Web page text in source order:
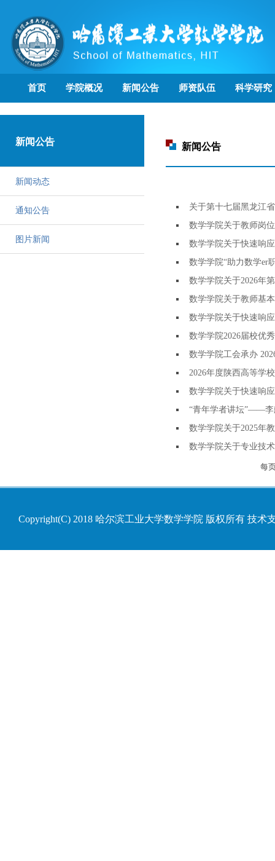
首页 学院概况 新闻公告 师资队伍 科学研究
新闻公告
新闻动态
通知公告
图片新闻
新闻公告
关于第十七届黑龙江
数学学院关于教师岗
数学学院关于快速响
数学学院“助力数学er
数学学院关于2026年
数学学院关于教师基
数学学院关于快速响
数学学院2026届校优
数学学院工会承办
2026年度陕西高等学
数学学院关于快速响
“青年学者讲坛”——李
数学学院关于2025年
数学学院关于专业技
每
Copyright(C) 2018 哈尔滨工业大学数学学院 版权所有 技